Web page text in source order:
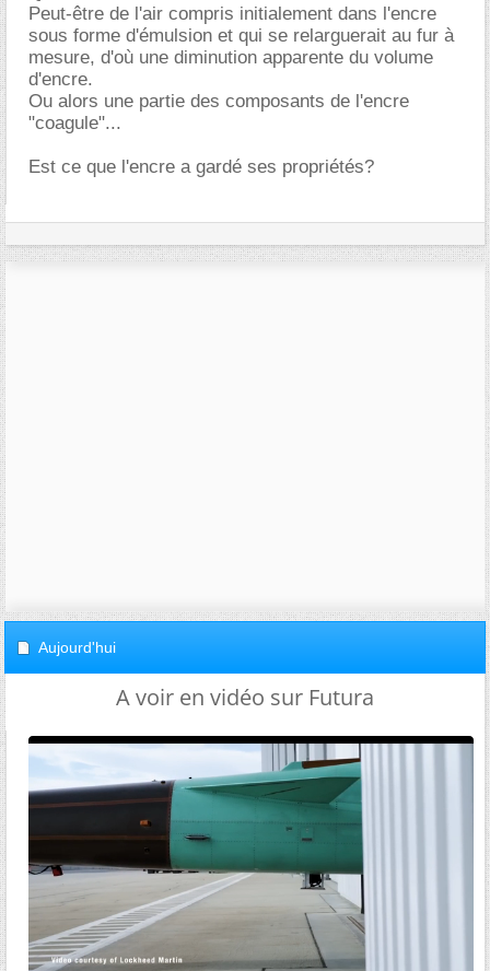
Peut-être de l'air compris initialement dans l'encre
sous forme d'émulsion et qui se relarguerait au fur à
mesure, d'où une diminution apparente du volume
d'encre.
Ou alors une partie des composants de l'encre
"coagule"...
Est ce que l'encre a gardé ses propriétés?
Aujourd'hui
A voir en vidéo sur Futura